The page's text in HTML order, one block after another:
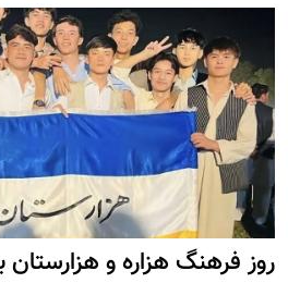
روز فرهنگ هزاره و هزارستان